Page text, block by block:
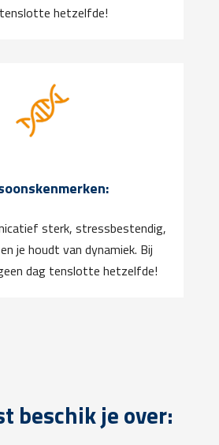
hetzelfde!
sterk, stressbestendig,
je houdt van dynamiek. Bij
dag tenslotte hetzelfde!
beschik je over: